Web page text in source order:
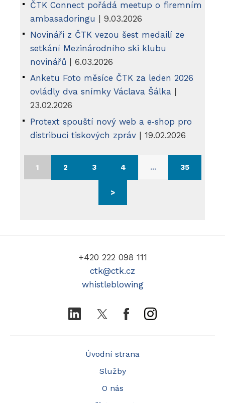
ČTK Connect pořádá meetup o firemním
ambasadoringu | 9.03.2026
Novináři z ČTK vezou šest medailí ze
setkání Mezinárodního ski klubu
novinářů | 6.03.2026
Anketu Foto měsíce ČTK za leden 2026
ovládly dva snímky Václava Šálka
23.02.2026
Protext spouští nový web a e‑shop pro
distribuci tiskových zpráv | 19.02.2026
1 2 3 4 ... 35
>
+420 222 098 111
ctk@ctk.cz
whistleblowing
LinkedIn TwitterFacebookInstagram
Úvodní strana
Služby
O nás